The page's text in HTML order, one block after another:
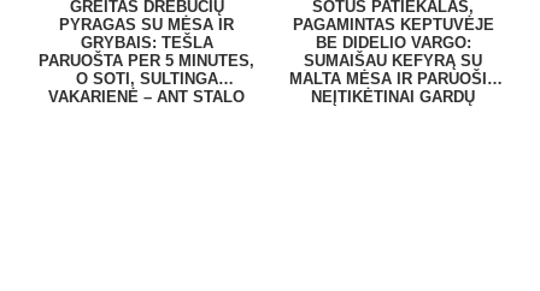
GREITAS DREBUČIŲ
PYRAGAS SU MĖSA IR
GRYBAIS: TEŠLA
PARUOŠTA PER 5 MINUTES,
O SOTI, SULTINGA
VAKARIENĖ – ANT STALO
SOTUS PATIEKALAS,
PAGAMINTAS KEPTUVĖJE
BE DIDELIO VARGO:
SUMAIŠAU KEFYRĄ SU
MALTA MĖSA IR PARUOŠIU
NEĮTIKĖTINAI GARDŲ